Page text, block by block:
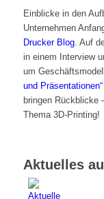
Einblicke in den
Unternehmen
Drucker Blog. Auf
in einem Interview
um
und Präsentationen“
bringen Rückblicke
Thema 3D-Printing!
Aktuelles